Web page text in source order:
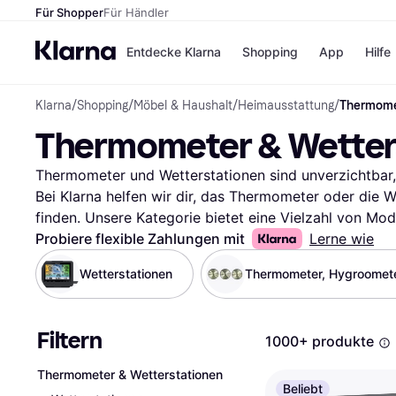
Für ShopperFür Händler
Entdecke Klarna
Zahlungsmethoden
Zahlungsmethoden
Sofort bezahlen
Bezahle in 3
Teilzahlungen
Bezahle in bis zu 30
Tagen
Ratenzahlung
Shopping
Shops
eBay
Temu
SHEIN
Alle Shops
App Hilfe
Klarna/Shopping/Möbel & Haushalt/Heimausstattung/
Thermometer &
Thermometer und Wetterstationen sind
Bei Klarna helfen wir dir, das Thermometer oder die
finden. Unsere Kategorie bietet eine Vielzahl von
Filtern durchsuchen kannst. Egal ob du ein digitales
Wetterstation oder ein smartes Modell suchst,
Option. Du kannst nach Marke, Preis oder
verfeinern. So findest du genau das Produkt, das
Beginne deine Suche hier und finde die Thermometer
Anforderungen entspricht.
Probiere flexible Zahlungen mit Lerne wie
Wetterstationen Thermometer,
Filtern
Thermometer & Wetterstationen
1000+ produkte
Beliebt